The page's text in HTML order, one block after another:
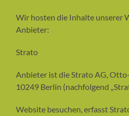
Wir hosten die Inhalte unserer
Anbieter:
Strato
Anbieter ist die Strato AG,
10249 Berlin (nachfolgend
Website besuchen, erfasst